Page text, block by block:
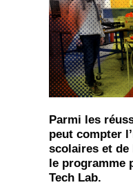
Parmi les
peut compter
scolaires et de
le programme
Tech Lab.